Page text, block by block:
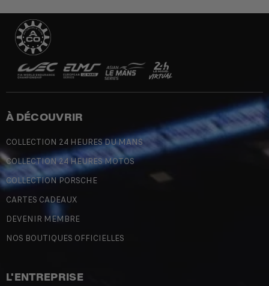
À DÉCOUVRIR
COLLECTION 24 HEURES DU MANS
COLLECTION 24 HEURES MOTOS
COLLECTION PORSCHE
CARTES CADEAUX
DEVENIR MEMBRE
NOS BOUTIQUES OFFICIELLES
L'ENTREPRISE